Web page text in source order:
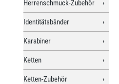
Herrenschmuck-Zubehör
Identitätsbänder
Karabiner
Ketten
Ketten-Zubehör